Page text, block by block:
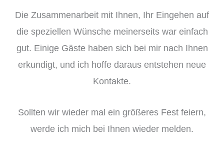
Die Zusammenarbeit mit Ihnen, Ihr Eingehen auf
die speziellen Wünsche meinerseits war einfach
gut. Einige Gäste haben sich bei mir nach Ihnen
erkundigt, und ich hoffe daraus entstehen neue
Kontakte.
Sollten wir wieder mal ein größeres Fest feiern,
werde ich mich bei Ihnen wieder melden.